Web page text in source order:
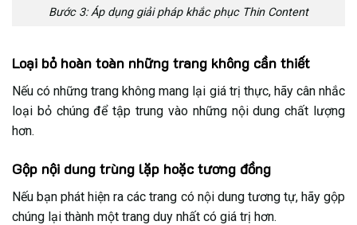
Bước 3: Áp dụng giải pháp khắc phục Thin Content
Loại bỏ hoàn toàn những trang không cần thiết
Nếu có những trang không mang lại giá trị thực, hãy cân nhắc
loại bỏ chúng để tập trung vào những nội dung chất lượng
hơn.
Gộp nội dung trùng lặp hoặc tương đồng
Nếu bạn phát hiện ra các trang có nội dung tương tự, hãy gộp
chúng lại thành một trang duy nhất có giá trị hơn.